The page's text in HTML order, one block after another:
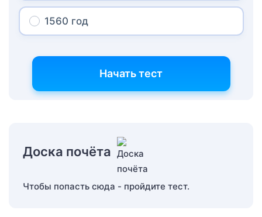
1560 год
Начать тест
Доска почёта
Чтобы попасть сюда - пройдите тест.